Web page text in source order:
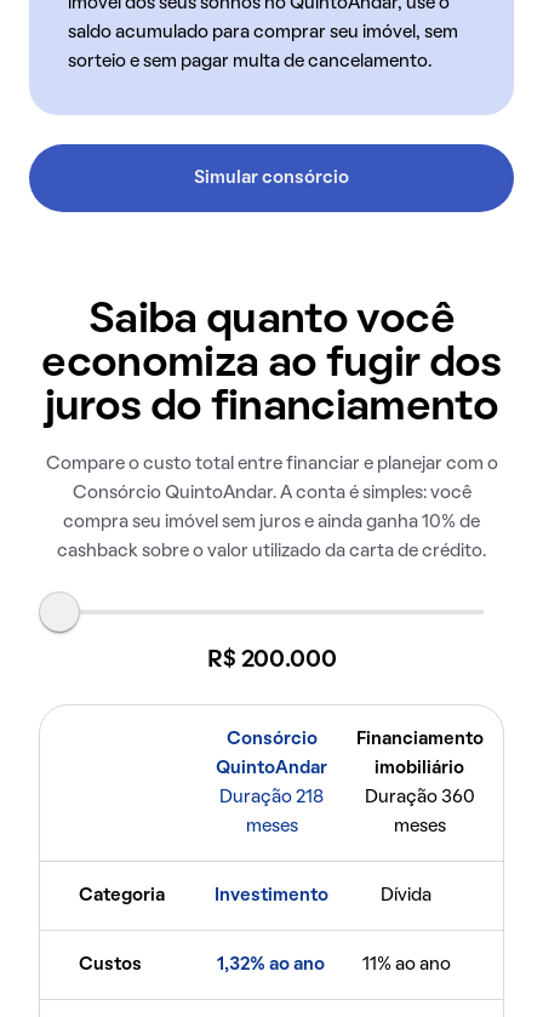
imóvel dos seus sonhos no QuintoAndar, use o
saldo acumulado para comprar seu imóvel, sem
sorteio e sem pagar multa de cancelamento.
Simular consórcio
Saiba quanto você
economiza ao fugir dos
juros do financiamento
Compare o custo total entre financiar e planejar com o
Consórcio QuintoAndar. A conta é simples: você
compra seu imóvel sem juros e ainda ganha 10% de
cashback sobre o valor utilizado da carta de crédito.
R$ 200.000
Consórcio
QuintoAndar
Duração 218
meses
Financiamento
imobiliário
Duração 360
meses
Categoria Investimento Dívida
Custos 1,32% ao ano 11% ao ano